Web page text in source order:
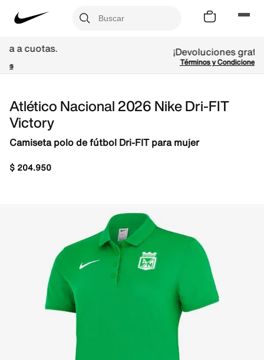
¡Devoluciones gratis!
Términos y Condiciones
Atlético Nacional 2026 Nike Dri-FIT
Victory
Camiseta polo de fútbol Dri-FIT para mujer
$ 204.950